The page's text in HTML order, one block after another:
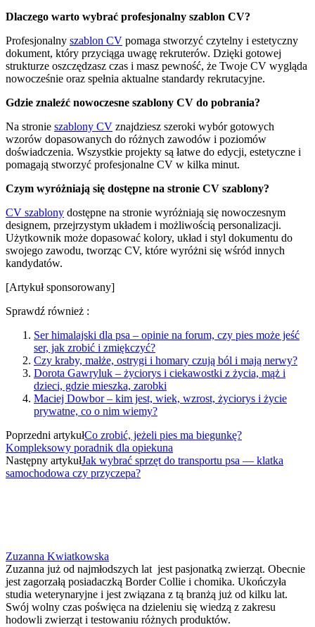
Dlaczego warto wybrać profesjonalny szablon CV?
Profesjonalny szablon CV pomaga stworzyć czytelny i estetyczny
dokument, który przyciąga uwagę rekruterów. Dzięki gotowej
strukturze oszczędzasz czas i masz pewność, że Twoje CV wygląda
nowocześnie oraz spełnia aktualne standardy rekrutacyjne.
Gdzie znaleźć nowoczesne szablony CV do pobrania?
Na stronie szablony CV znajdziesz szeroki wybór gotowych
wzorów dopasowanych do różnych zawodów i poziomów
doświadczenia. Wszystkie projekty są łatwe do edycji, estetyczne i
pomagają stworzyć profesjonalne CV w kilka minut.
Czym wyróżniają się dostępne na stronie CV szablony?
CV szablony dostępne na stronie wyróżniają się nowoczesnym
designem, przejrzystym układem i możliwością personalizacji.
Użytkownik może dopasować kolory, układ i styl dokumentu do
swojego zawodu, tworząc CV, które wyróżni się wśród innych
kandydatów.
[Artykuł sponsorowany]
Sprawdź również :
Ser himalajski dla psa – opinie na forum, czy pies może jeść
ser, jak zrobić i zmiękczyć?
Czy kraby, małże, ostrygi i homary czują ból i mają nerwy?
Dorota Gawryluk – życiorys i ciekawostki z życia, mąż i
dzieci, gdzie mieszka, zarobki
Maciej Dowbor – kim jest, wiek, wzrost, życiorys i życie
prywatne, co o nim wiemy?
Poprzedni artykułCo zrobić, jeżeli pies ma biegunkę?
Kompleksowy poradnik dla opiekuna
Następny artykułJak wybrać sprzęt do transportu psa — klatka
samochodowa czy przyczepa?
Zuzanna Kwiatkowska
Zuzanna już od najmłodszych lat jest pasjonatką zwierząt. Obecnie
jest zagorzałą posiadaczką Border Collie i chomika. Ukończyła
studia weterynaryjne i jest związana z tą branżą już od kilku lat.
Swój wolny czas poświęca na dzieleniu się wiedzą z zakresu
hodowli zwierząt i testowaniu różnych produktów.